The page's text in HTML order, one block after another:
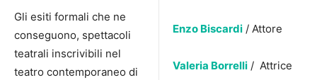
Gli esiti formali che ne
conseguono, spettacoli
teatrali inscrivibili nel
teatro contemporaneo di
Enzo Biscardi / Attore
Valeria Borrelli / Attrice